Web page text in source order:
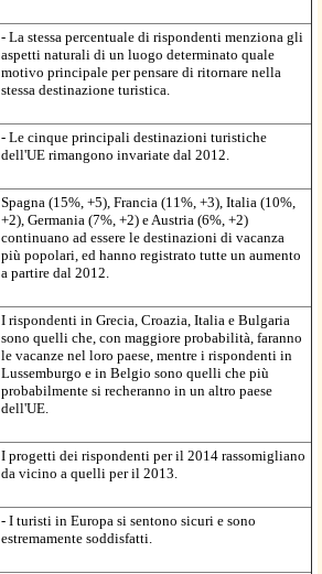
- La stessa percentuale di rispondenti menziona gli
aspetti naturali di un luogo determinato quale
motivo principale per pensare di ritornare nella
stessa destinazione turistica.
- Le cinque principali destinazioni turistiche
dell'UE rimangono invariate dal 2012.
Spagna (15%, +5), Francia (11%, +3), Italia (10%,
+2), Germania (7%, +2) e Austria (6%, +2)
continuano ad essere le destinazioni di vacanza
più popolari, ed hanno registrato tutte un aumento
a partire dal 2012.
I rispondenti in Grecia, Croazia, Italia e Bulgaria
sono quelli che, con maggiore probabilità, faranno
le vacanze nel loro paese, mentre i rispondenti in
Lussemburgo e in Belgio sono quelli che più
probabilmente si recheranno in un altro paese
dell'UE.
I progetti dei rispondenti per il 2014 rassomigliano
da vicino a quelli per il 2013.
- I turisti in Europa si sentono sicuri e sono
estremamente soddisfatti.